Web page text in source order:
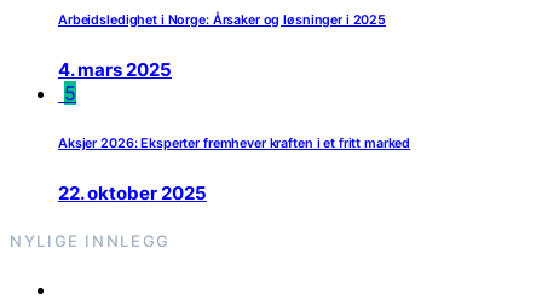
Arbeidsledighet i Norge: Årsaker og løsninger i 2025
4. mars 2025
5
Aksjer 2026: Eksperter fremhever kraften i et fritt marked
22. oktober 2025
NYLIGE INNLEGG